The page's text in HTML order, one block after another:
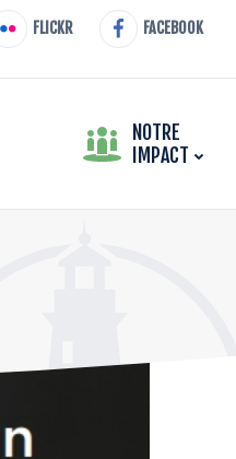
FLICKR FACEBOOK
NOTRE
IMPACT